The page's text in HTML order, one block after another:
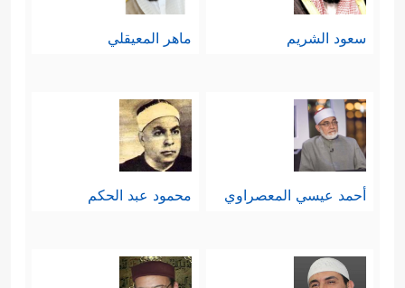
سعود الشريم ماهر المعيقلي
أحمد عيسي المعصراوي محمود عبد الحكم